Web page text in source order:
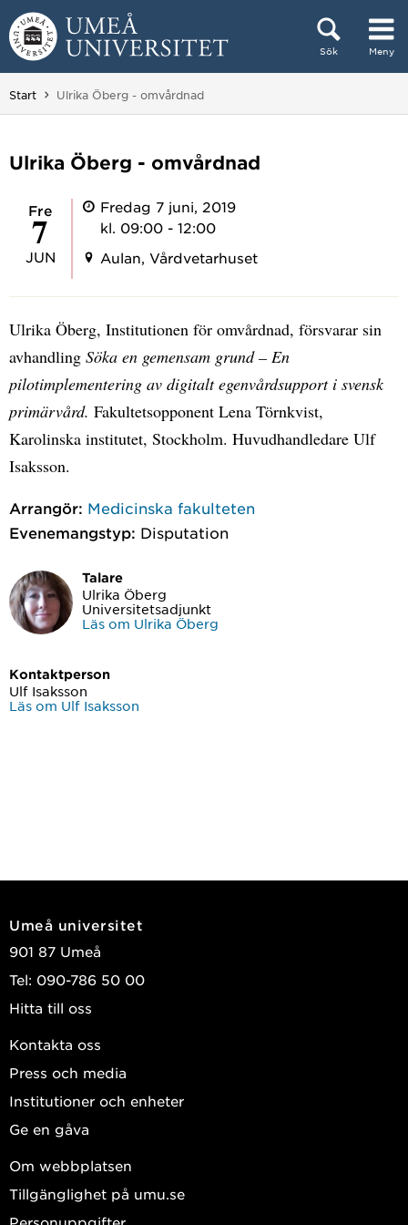
Hoppa direkt till innehållet
Sök Meny
Huvudmenyn dold.
Start Du är här:
Ulrika Öberg - omvårdnad
Ulrika Öberg - omvårdnad
fre
7
JUN
Fredag 7 juni, 2019
kl. 09:00 - 12:00
Aulan, Vårdvetarhuset
Ulrika Öberg, Institutionen för omvårdnad, försvarar sin
avhandling Söka en gemensam grund – En
pilotimplementering av digitalt egenvårdsupport i svensk
primärvård. Fakultetsopponent Lena Törnkvist,
Karolinska institutet, Stockholm. Huvudhandledare Ulf
Isaksson.
Arrangör: Medicinska fakulteten
Evenemangstyp: Disputation
Talare
Ulrika Öberg
Universitetsadjunkt
Läs om Ulrika Öberg
Kontaktperson
Ulf Isaksson
Läs om Ulf Isaksson
Umeå universitet
901 87 Umeå
Tel: 090-786 50 00
Hitta till oss
Kontakta oss
Press och media
Institutioner och enheter
Ge en gåva
Om webbplatsen
Tillgänglighet på umu.se